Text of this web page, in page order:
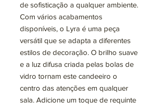
de sofisticação a qualquer ambiente.
Com vários acabamentos
disponíveis, o Lyra é uma peça
versátil que se adapta a diferentes
estilos de decoração. O brilho suave
e a luz difusa criada pelas bolas de
vidro tornam este candeeiro o
centro das atenções em qualquer
sala. Adicione um toque de requinte